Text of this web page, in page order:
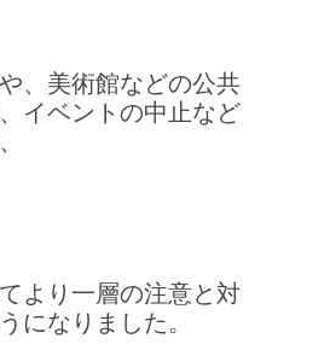
、美術館などの公共
イベントの中止など
より一層の注意と対
になりました。